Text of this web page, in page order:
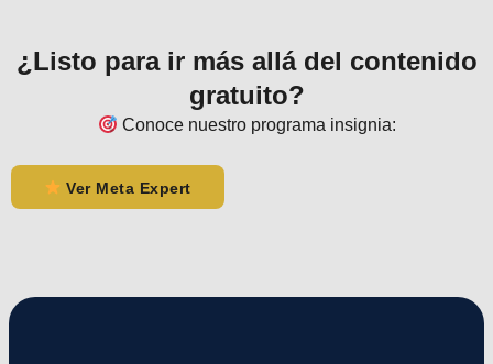
¿Listo para ir más allá del contenido
gratuito?
Conoce nuestro programa insignia:
Ver Meta Expert